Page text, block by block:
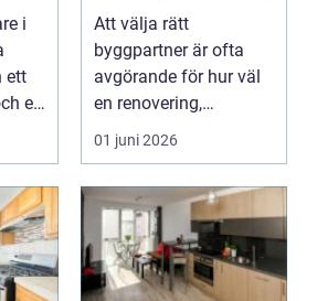
i
ett
ett
renovering och
ombyggnad
Att välja rätt
byggpartner är ofta
avgörande för hur väl
en renovering,
ombyggnad eller
tillbyggnad ...
01 juni 2026